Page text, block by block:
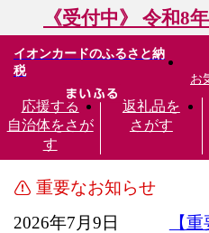
《受付中》 令和8
イオンカードのふるさと納
税
応援する
自治体をさが
す
返礼品を
さがす
お
重要なお知らせ
2026年7月9日
【